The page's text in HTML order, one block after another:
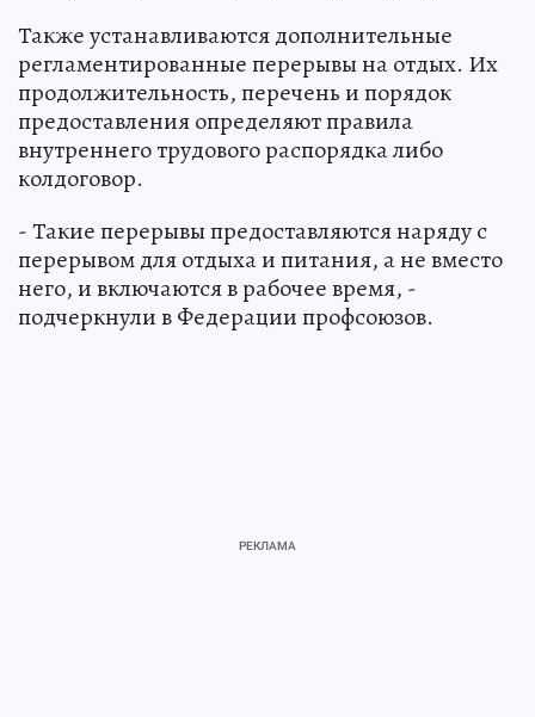
Также устанавливаются дополнительные
регламентированные перерывы на отдых. Их
продолжительность, перечень и порядок
предоставления определяют правила
внутреннего трудового распорядка либо
колдоговор.
- Такие перерывы предоставляются наряду с
перерывом для отдыха и питания, а не вместо
него, и включаются в рабочее время, -
подчеркнули в Федерации профсоюзов.